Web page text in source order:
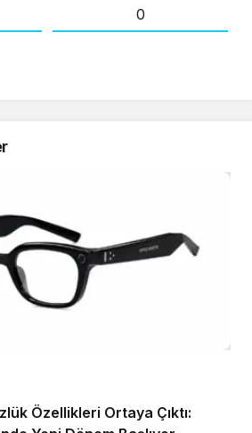
0
Özellikleri Ortaya Çıktı: